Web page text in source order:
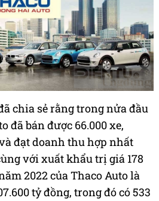
chia sẻ rằng trong nửa đầu
đã bán được 66.000 xe,
đạt doanh thu hợp nhất
với xuất khẩu trị giá 178
2022 của Thaco Auto là
tỷ đồng, trong đó có 533